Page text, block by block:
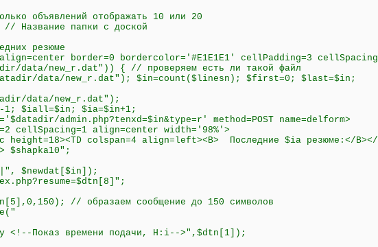
объявлений отображать 10 или 20
Название папки с доской
резюме
align=center border=0 bordercolor='#E1E1E1' cellPadding=3
new_r.dat")) { // проверяем есть ли такой файл
data/new_r.dat"); $in=count($linesn); $first=0; $last=$in;
data/new_r.dat");
1; $iall=$in; $ia=$in+1;
admin.php?tenxd=$in&type=r' method=POST name=delform>
cellSpacing=1 align=center width='98%'>
height=18><TD colspan=4 align=left><B> Последние $ia резюме:</B></
$shapka10";
$newdat[$in]);
// образаем сообщение до 150 символов
<!--Показ времени подачи, H:i-->",$dtn[1]);